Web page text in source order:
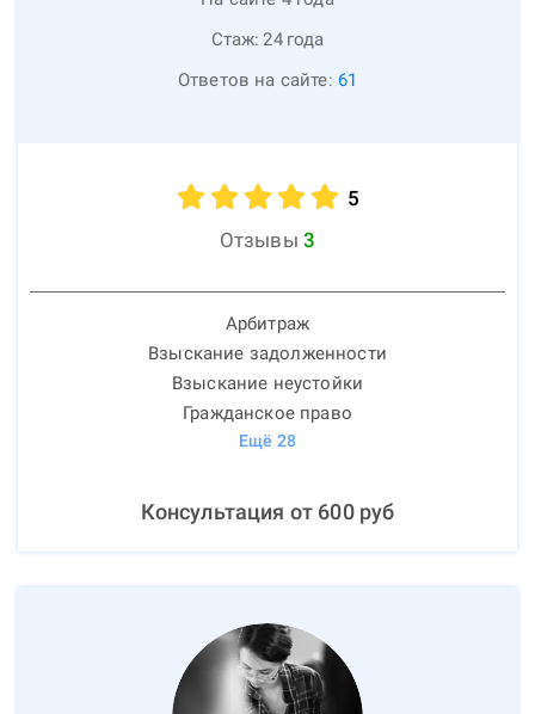
Стаж: 24 года
Ответов на сайте: 61
5
Отзывы 3
Арбитраж
Взыскание задолженности
Взыскание неустойки
Гражданское право
Ещё 28
Консультация от 600руб